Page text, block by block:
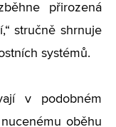
přirozená
stručně shrnuje
systémů.
v podobném
oběhu